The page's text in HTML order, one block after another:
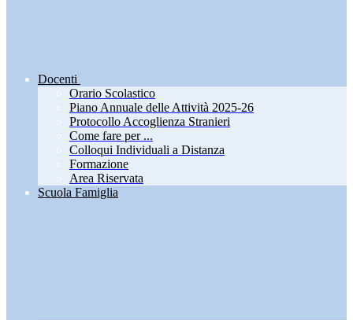
Docenti
Orario Scolastico
Piano Annuale delle Attività 2025-26
Protocollo Accoglienza Stranieri
Come fare per ...
Colloqui Individuali a Distanza
Formazione
Area Riservata
Scuola Famiglia